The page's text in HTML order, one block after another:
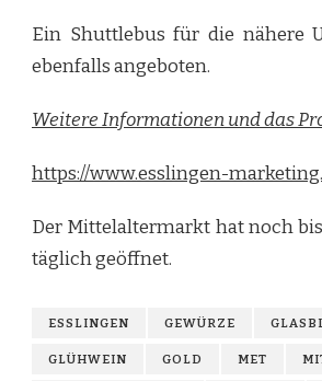
Ein Shuttlebus für die nähere
ebenfalls angeboten.
Weitere Informationen und das
https://www.esslingen-
Der Mittelaltermarkt hat noch bis
täglich geöffnet.
ESSLINGEN GEWÜRZE
GLÜHWEIN GOLD MET